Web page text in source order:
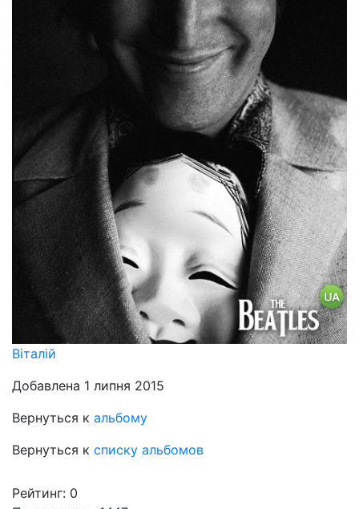
Віталій
Добавлена 1 липня 2015
Вернуться к альбому
Вернуться к списку альбомов
Рейтинг: 0